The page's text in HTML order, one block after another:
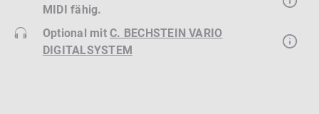
MIDI fähig.
Optional mitC. BECHSTEIN VARIO
DIGITALSYSTEM